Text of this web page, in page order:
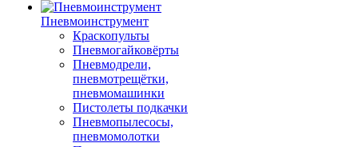
Пневмоинструмент
Краскопульты
Пневмогайковёрты
Пневмодрели,
пневмотрещётки,
пневмомашинки
Пистолеты подкачки
Пневмопылесосы,
пневмомолотки